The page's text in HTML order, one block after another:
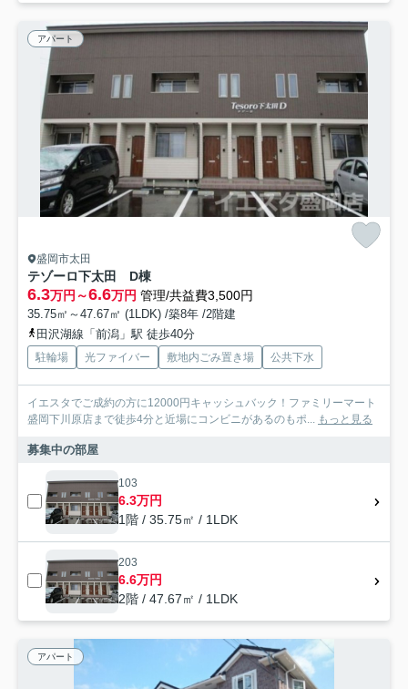
アパート
盛岡市太田
テゾーロ下太田 D棟
6.3万円～6.6万円 管理/共益費3,500円
35.75㎡～47.67㎡ (1LDK) /築8年 /2階建
田沢湖線「前潟」駅 徒歩40分
駐輪場 光ファイバー 敷地内ごみ置き場 公共下水
イエスタでご成約の方に12000円キャッシュバック！ファミリーマート
盛岡下川原店まで徒歩4分と近場にコンビニがあるのもポ...
もっと見る
募集中の部屋
103
6.3万円
1階 / 35.75㎡ / 1LDK
203
6.6万円
2階 / 47.67㎡ / 1LDK
アパート